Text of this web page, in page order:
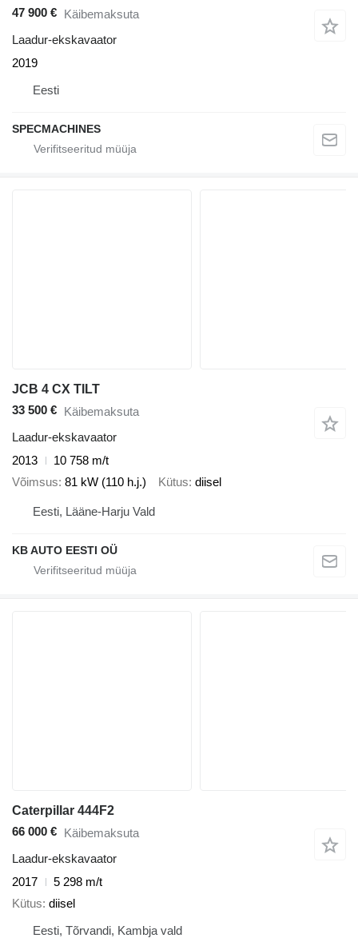
47 900 € Käibemaksuta
Laadur-ekskavaator
2019
Eesti
SPECMACHINES
JCB 4 CX TILT
33 500 € Käibemaksuta
Laadur-ekskavaator
2013
10 758 m/t
Võimsus 81 kW (110 h.j.) Kütus diisel
Eesti, Lääne-Harju Vald
KB AUTO EESTI OÜ
Caterpillar 444F2
66 000 € Käibemaksuta
Laadur-ekskavaator
2017
5 298 m/t
Kütus diisel
Eesti, Tõrvandi, Kambja vald